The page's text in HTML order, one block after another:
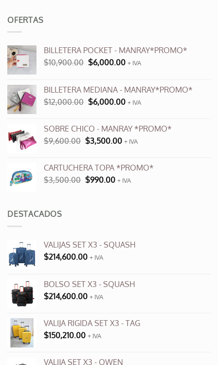
OFERTAS
BILLETERA POCKET - MANRAY*PROMO*
$10,900.00 El
era:
$10,900.00.
$6,000.00El
es:
$6,000.00.
+ IVA
BILLETERA MEDIANA - MANRAY*PROMO*
$12,000.00 El
era:
$12,000.00.
$6,000.00El
es:
$6,000.00.
+ IVA
SOBRE CHICO - MANRAY *PROMO*
$9,600.00 El
era:
$9,600.00.
$3,500.00El
es:
$3,500.00.
+ IVA
CARTUCHERA TOPA *PROMO*
$3,500.00 El
$990.00El+ IVA
DESTACADOS
VALIJAS SET X3 - SQUASH
$214,600.00 + IVA
BOLSO SET X3 - SQUASH
$214,600.00 + IVA
VALIJA RIGIDA SET X3 - TAG
$150,210.00 + IVA
VALIJA SET X3 - OWEN